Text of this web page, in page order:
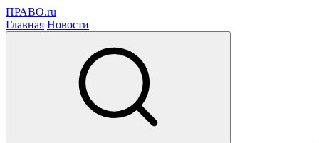
ПРАВО.ru
Главная Новости